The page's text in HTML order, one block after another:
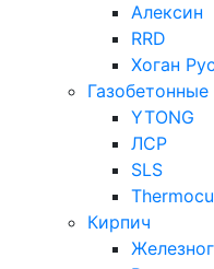
Алексин
RRD
Хоган Рус
Газобетонные
YTONG
ЛСР
SLS
Кирпич